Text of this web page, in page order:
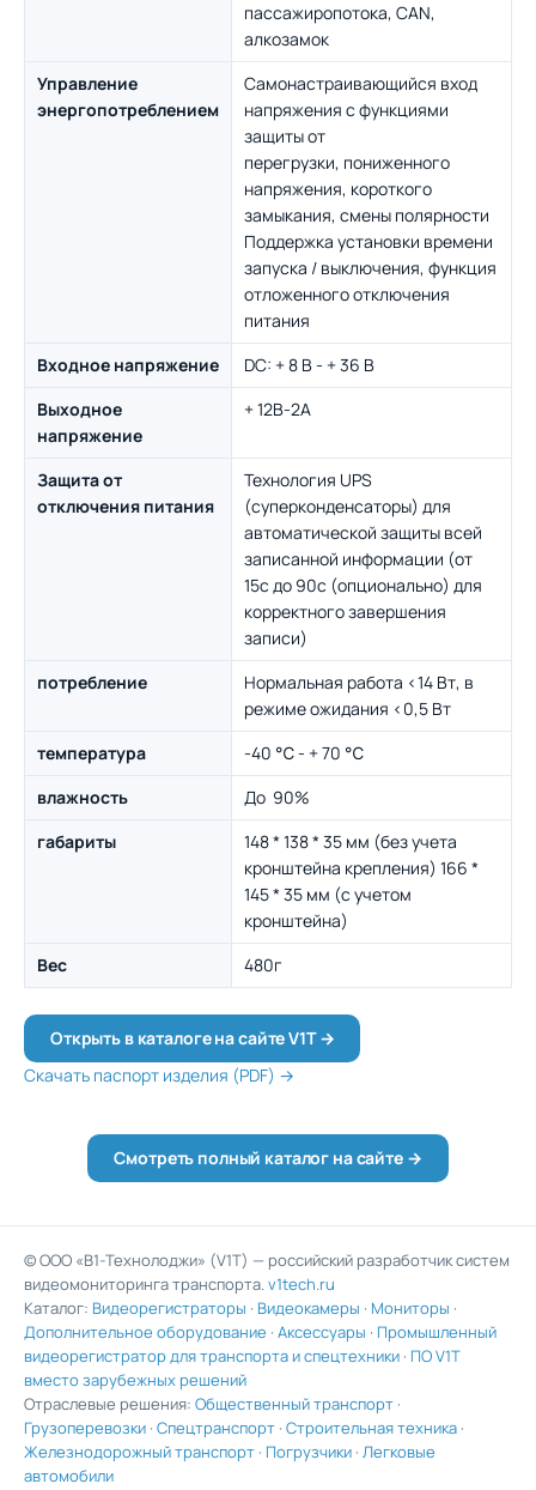
пассажиропотока, CAN,
алкозамок
Управление
энергопотреблением
Самонастраивающийся вход
напряжения с функциями
защиты от
перегрузки, пониженного
напряжения, короткого
замыкания, смены полярности
Поддержка установки времени
запуска / выключения, функция
отложенного отключения
питания
Входное напряжение
DC: + 8 В - + 36 В
Выходное
напряжение
+ 12В-2A
Защита от
отключения питания
Технология UPS
(суперконденсаторы) для
автоматической защиты всей
записанной информации (от
15с до 90с (опционально) для
корректного завершения
записи)
потребление
Нормальная работа <14 Вт, в
режиме ожидания <0,5 Вт
температура
-40 ℃ - + 70 ℃
влажность
До 90%
габариты
148 * 138 * 35 мм (без учета
кронштейна крепления) 166 *
145 * 35 мм (с учетом
кронштейна)
Вес
480г
Открыть в каталоге на сайте V1T →
Скачать паспорт изделия (PDF) →
Смотреть полный каталог на сайте →
© ООО «В1-Технолоджи» (V1T) — российский разработчик систем
видеомониторинга транспорта.v1tech.ru
Каталог: Видеорегистраторы · Видеокамеры · Мониторы ·
Дополнительное оборудование · Аксессуары · Промышленный
видеорегистратор для транспорта и спецтехники · ПО V1T
вместо зарубежных решений
Отраслевые решения: Общественный транспорт ·
Грузоперевозки · Спецтранспорт · Строительная техника ·
Железнодорожный транспорт · Погрузчики · Легковые
автомобили